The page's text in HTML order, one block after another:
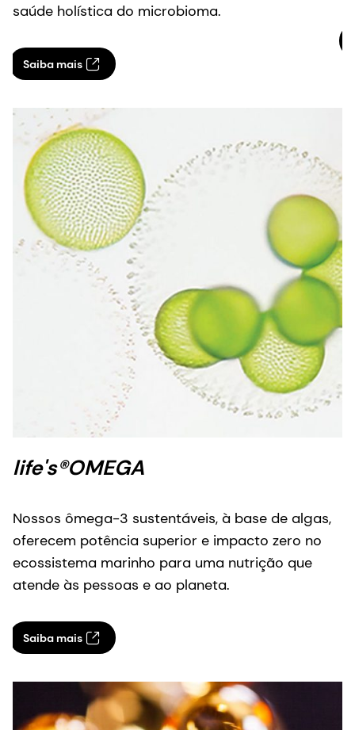
saúde holística do microbioma.
Saiba mais
life's®OMEGA
Nossos ômega-3 sustentáveis, à base de algas,
oferecem potência superior e impacto zero no
ecossistema marinho para uma nutrição que
atende às pessoas e ao planeta.
Saiba mais